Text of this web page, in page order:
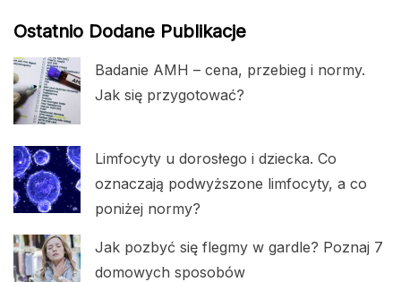
Ostatnio Dodane Publikacje
Badanie AMH – cena, przebieg i normy.
Jak się przygotować?
Limfocyty u dorosłego i dziecka. Co
oznaczają podwyższone limfocyty, a co
poniżej normy?
Jak pozbyć się flegmy w gardle? Poznaj 7
domowych sposobów